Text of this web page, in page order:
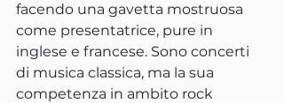
facendo una gavetta mostruosa
come presentatrice, pure in
inglese e francese. Sono concerti
di musica classica, ma la sua
competenza in ambito rock